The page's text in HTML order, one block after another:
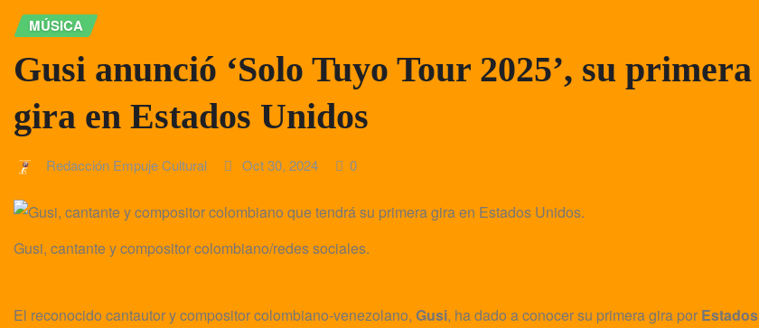
MÚSICA
Gusi anunció ‘Solo Tuyo Tour 2025’, su primera
gira en Estados Unidos
Redacción Empuje Cultural Oct 30, 2024 0
Gusi, cantante y compositor colombiano/redes sociales.
El reconocido cantautor y compositor colombiano-venezolano, Gusi, ha dado a conocer su primera gira por Estados